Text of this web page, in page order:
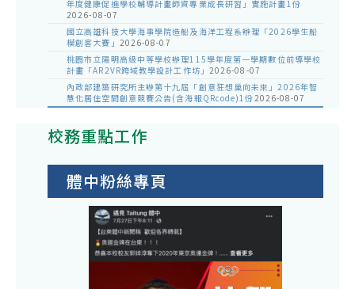
年度健康促進學校輔導計畫師資專業成長研習」實施計畫1份
2026-08-07
國立高雄科技大學海事學院造船及海洋工程系辦理「2026學生船
模創客大賽」 2026-08-07
桃園市立陽明高級中等學校辦理115學年度第一學期數位前導學校
計畫「AR2VR跨域教學設計工作坊」 2026-08-07
內政部建築研究所主辦第十九屆「創意狂想巢向未來」2026年智
慧化居住空間創意競賽公告(含海報QRcode)1份2026-08-07
校務重點工作
體中粉絲專頁